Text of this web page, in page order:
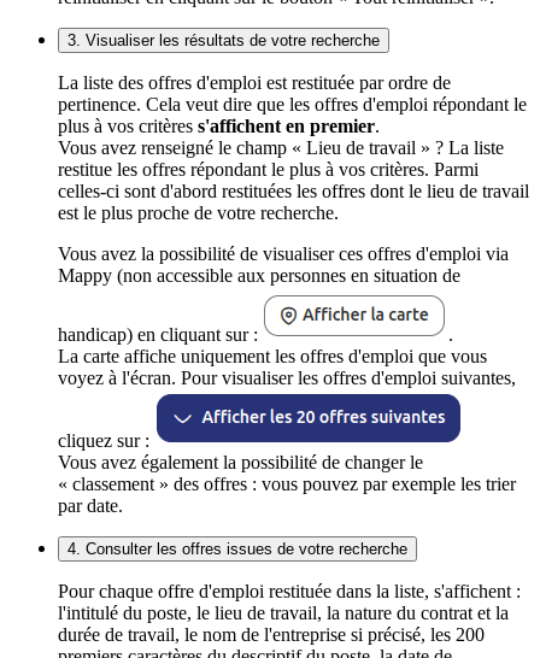
3. Visualiser les résultats de votre recherche
La liste des offres d'emploi est restituée par ordre de
pertinence. Cela veut dire que les offres d'emploi répondant le
plus à vos critères s'affichent en premier.
Vous avez renseigné le champ « Lieu de travail » ? La liste
restitue les offres répondant le plus à vos critères. Parmi
celles-ci sont d'abord restituées les offres dont le lieu de travail
est le plus proche de votre recherche.
Vous avez la possibilité de visualiser ces offres d'emploi via
Mappy (non accessible aux personnes en situation de
handicap) en cliquant sur :
.
La carte affiche uniquement les offres d'emploi que vous
voyez à l'écran. Pour visualiser les offres d'emploi suivantes,
cliquez sur :
Vous avez également la possibilité de changer le
« classement » des offres : vous pouvez par exemple les trier
par date.
4. Consulter les offres issues de votre recherche
Pour chaque offre d'emploi restituée dans la liste, s'affichent :
l'intitulé du poste, le lieu de travail, la nature du contrat et la
durée de travail, le nom de l'entreprise si précisé, les 200